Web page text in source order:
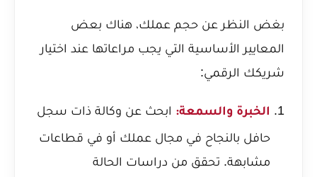
بغض النظر عن حجم عملك، هناك بعض
المعايير الأساسية التي يجب مراعاتها عند اختيار
شريكك الرقمي:
الخبرة والسمعة: ابحث عن وكالة ذات سجل
حافل بالنجاح في مجال عملك أو في قطاعات
مشابهة. تحقق من دراسات الحالة